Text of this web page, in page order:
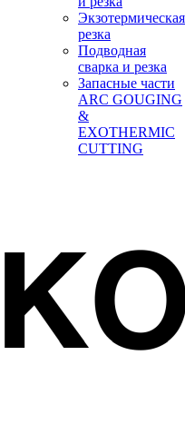
Экзотермическая
резка
Подводная
сварка и резка
Запасные части
ARC GOUGING
&
EXOTHERMIC
CUTTING